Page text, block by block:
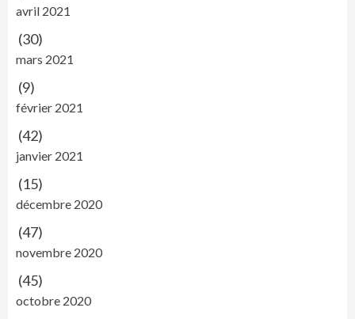
avril 2021
(30)
mars 2021
(9)
février 2021
(42)
janvier 2021
(15)
décembre 2020
(47)
novembre 2020
(45)
octobre 2020